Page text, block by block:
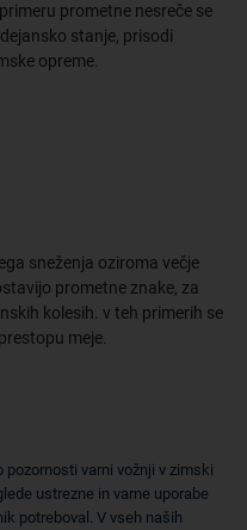
prometne nesreče se
stanje, prisodi
opreme.
sneženja oziroma večje
prometne znake, za
kolesih. v teh primerih se
meje.
pozornosti varni vožnji v zimski
ustrezne in varne uporabe
potreboval. V vseh naših